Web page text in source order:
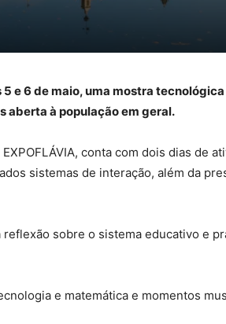
e 6 de maio, uma mostra
aberta à população em geral.
conta com dois dias de
sistemas de interação, além da
sobre o sistema educativo e
e matemática e momentos